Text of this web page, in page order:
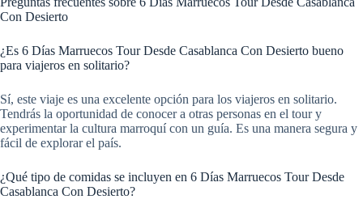
Con Desierto
¿Es 6 Días Marruecos Tour Desde Casablanca Con Desierto bueno
para viajeros en solitario?
Sí, este viaje es una excelente opción para los viajeros en solitario.
Tendrás la oportunidad de conocer a otras personas en el tour y
experimentar la cultura marroquí con un guía. Es una manera segura y
fácil de explorar el país.
¿Qué tipo de comidas se incluyen en 6 Días Marruecos Tour Desde
Casablanca Con Desierto?